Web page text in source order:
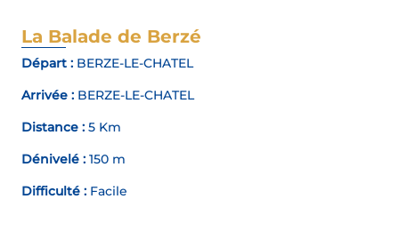
La Balade de Berzé
Départ : BERZE-LE-CHATEL
Arrivée : BERZE-LE-CHATEL
Distance : 5 Km
Dénivelé : 150 m
Difficulté : Facile